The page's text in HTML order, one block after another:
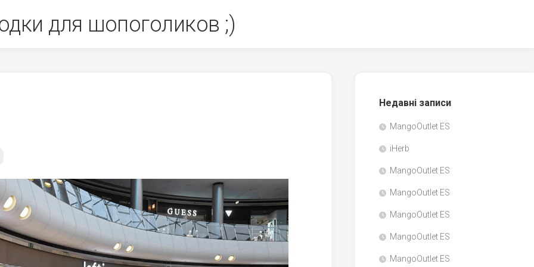
для шопоголиков ;)
Недавні записи
MangoOutlet ES
iHerb
MangoOutlet ES
MangoOutlet ES
MangoOutlet ES
MangoOutlet ES
MangoOutlet ES